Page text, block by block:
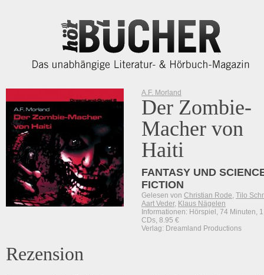
A.F. Morland
Der Zombie-
Macher von
Haiti
FANTASY UND
FICTION
Gelesen von Christian Rode, Tilo
Aart Veder, Klaus Nägelen
Informationen: Hörspiel, 74 Minuten, 1
CDs, 8.95 €
Verlag: Dreamland Productions
Rezension